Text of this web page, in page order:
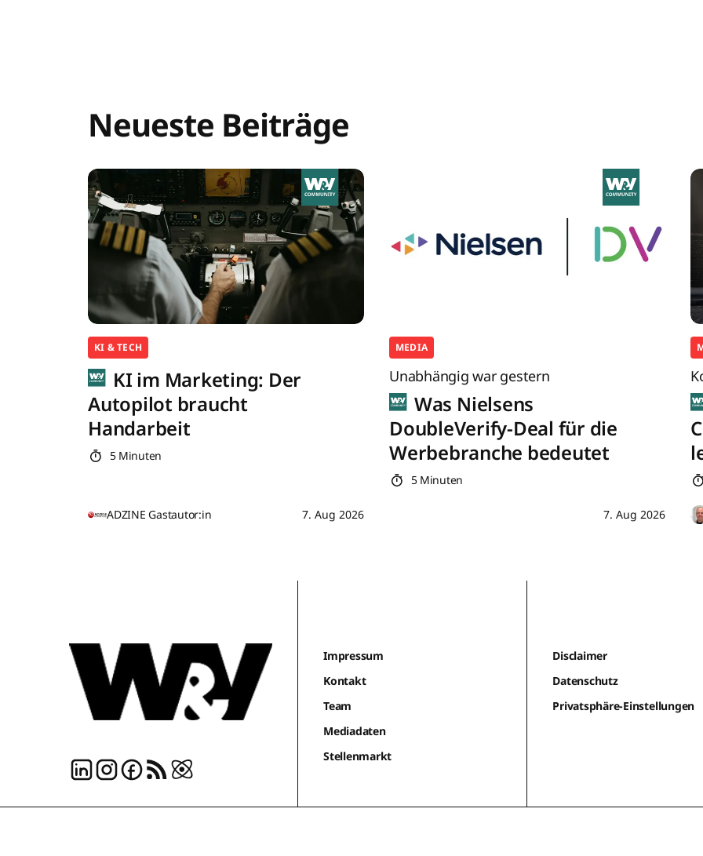
Neueste Beiträge
KI & TECH
KI im Marketing: Der
Autopilot braucht
Handarbeit
5 Minuten
ADZINE Gastautor:in 7. Aug 2026
MEDIA
Unabhängig war gestern
Was Nielsens
DoubleVerify-Deal für die
Werbebranche bedeutet
5 Minuten
7. Aug 2026
Impressum
Kontakt
Team
Mediadaten
Stellenmarkt
Disclaimer
Datenschutz
Privatsphäre-Einstellungen